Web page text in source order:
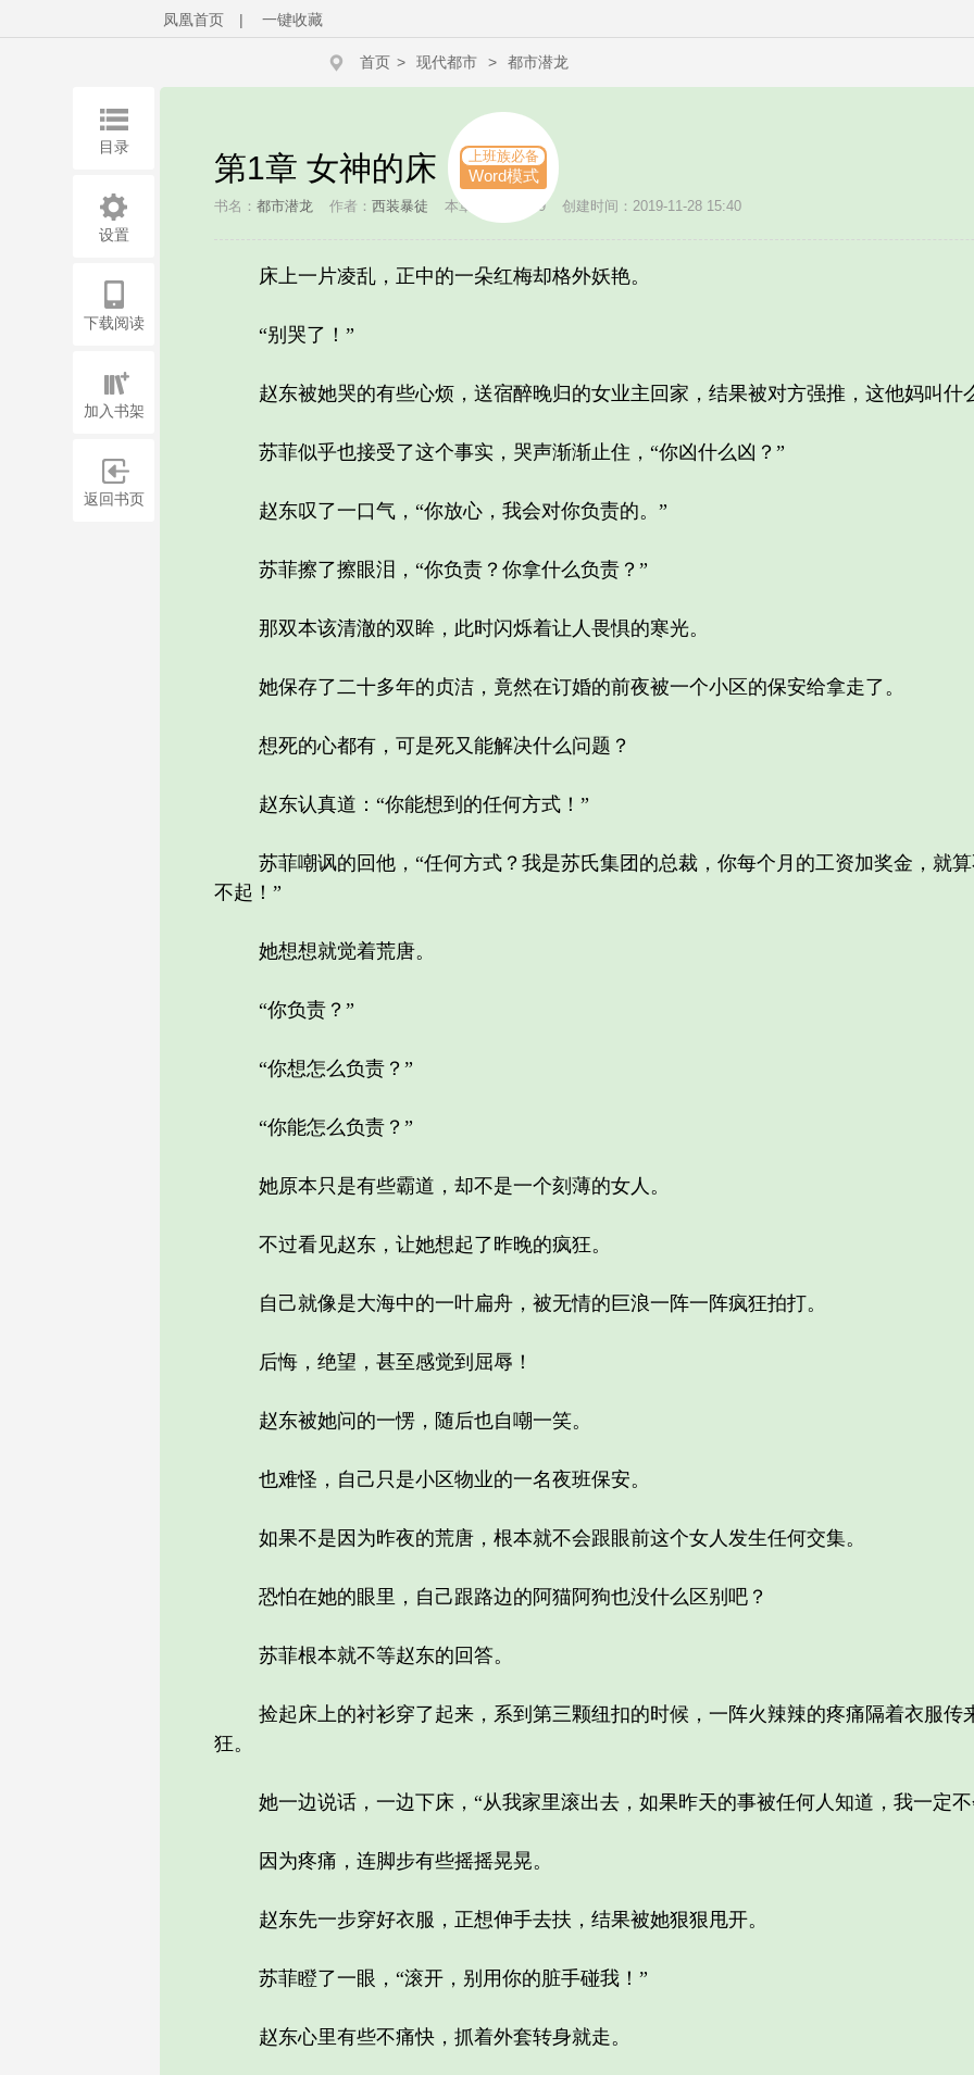
凤凰首页 | 一键收藏
首页 > 现代都市 > 都市潜龙
第1章 女神的床 上班族必备
Word模式
书名： 都市潜龙 作者： 西装暴徒 本章字数：4019 创建时间：2019-11-28 15:40
床上一片凌乱，正中的一朵红梅却格外妖艳。
“别哭了！”
赵东被她哭的有些心烦，送宿醉晚归的女业主回家，结果被对方强推，这他妈叫什
苏菲似乎也接受了这个事实，哭声渐渐止住，“你凶什么凶？”
赵东叹了一口气，“你放心，我会对你负责的。”
苏菲擦了擦眼泪，“你负责？你拿什么负责？”
那双本该清澈的双眸，此时闪烁着让人畏惧的寒光。
她保存了二十多年的贞洁，竟然在订婚的前夜被一个小区的保安给拿走了。
想死的心都有，可是死又能解决什么问题？
赵东认真道：“你能想到的任何方式！”
苏菲嘲讽的回他，“任何方式？我是苏氏集团的总裁，你每个月的工资加奖金，就算
不起！”
她想想就觉着荒唐。
“你负责？”
“你想怎么负责？”
“你能怎么负责？”
她原本只是有些霸道，却不是一个刻薄的女人。
不过看见赵东，让她想起了昨晚的疯狂。
自己就像是大海中的一叶扁舟，被无情的巨浪一阵一阵疯狂拍打。
后悔，绝望，甚至感觉到屈辱！
赵东被她问的一愣，随后也自嘲一笑。
也难怪，自己只是小区物业的一名夜班保安。
如果不是因为昨夜的荒唐，根本就不会跟眼前这个女人发生任何交集。
恐怕在她的眼里，自己跟路边的阿猫阿狗也没什么区别吧？
苏菲根本就不等赵东的回答。
捡起床上的衬衫穿了起来，系到第三颗纽扣的时候，一阵火辣辣的疼痛隔着衣服传
狂。
她一边说话，一边下床，“从我家里滚出去，如果昨天的事被任何人知道，我一定不
因为疼痛，连脚步有些摇摇晃晃。
赵东先一步穿好衣服，正想伸手去扶，结果被她狠狠甩开。
苏菲瞪了一眼，“滚开，别用你的脏手碰我！”
赵东心里有些不痛快，抓着外套转身就走。
目录
设置
下载阅读
加入书架
返回书页